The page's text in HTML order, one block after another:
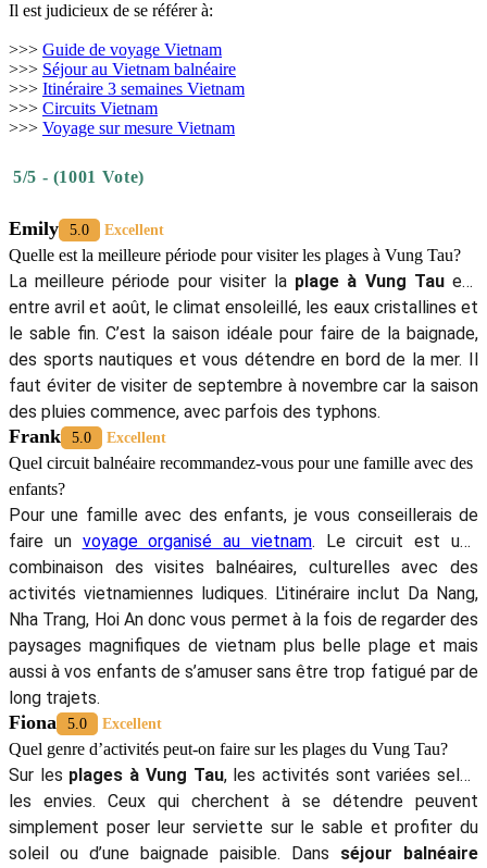
Il est judicieux de se référer à:
>>> Guide de voyage Vietnam
>>> Séjour au Vietnam balnéaire
>>> Itinéraire 3 semaines Vietnam
>>> Circuits Vietnam
>>> Voyage sur mesure Vietnam
5/5 - (1001 Vote)
Emily 5.0 Excellent
Quelle est la meilleure période pour visiter les plages à Vung Tau?
La meilleure période pour visiter la plage à Vung Tauest
entre avril et août, le climat ensoleillé, les eaux cristallines et
le sable fin. C’est la saison idéale pour faire de la baignade,
des sports nautiques et vous détendre en bord de la mer. Il
faut éviter de visiter de septembre à novembre car la saison
des pluies commence, avec parfois des typhons.
Frank 5.0 Excellent
Quel circuit balnéaire recommandez-vous pour une famille avec des
enfants?
Pour une famille avec des enfants, je vous conseillerais de
faire un voyage organisé au vietnam. Le circuit est une
combinaison des visites balnéaires, culturelles avec des
activités vietnamiennes ludiques. L'itinéraire inclut Da Nang,
Nha Trang, Hoi An donc vous permet à la fois de regarder des
paysages magnifiques de vietnam plus belle plage et mais
aussi à vos enfants de s’amuser sans être trop fatigué par de
long trajets.
Fiona 5.0 Excellent
Quel genre d’activités peut-on faire sur les plages du Vung Tau?
Sur les plages à Vung Tau, les activités sont variées selon
les envies. Ceux qui cherchent à se détendre peuvent
simplement poser leur serviette sur le sable et profiter du
soleil ou d’une baignade paisible. Dans séjour balnéaire